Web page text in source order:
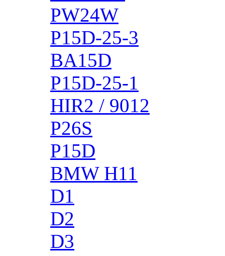
PW24W
P15D-25-3
BA15D
P15D-25-1
HIR2 / 9012
P26S
P15D
BMW H11
D1
D2
D3